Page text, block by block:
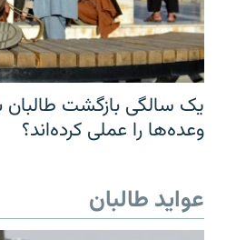
یک سالگی بازگشت طالبان
وعده‌ها را عملی کرده‌اند؟
عواید طالبان